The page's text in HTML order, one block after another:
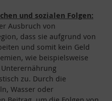
und sozialen Folgen:
Ausbruch von
dass sie aufgrund von
und somit kein Geld
wie beispielsweise
zu. Durch die
Wasser oder